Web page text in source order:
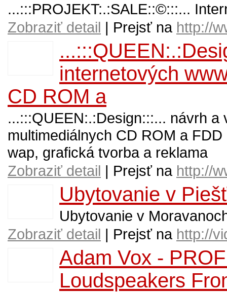
...:::PROJEKT:.:SALE::©:::...
Zobraziť detail | Prejsť na http://
internetových
CD ROM a
...:::QUEEN:.:Design:::... návrh
multimediálnych CD ROM a
wap, grafická tvorba a reklama
Zobraziť detail | Prejsť na http://
Ubytovanie v
Ubytovanie v
Zobraziť detail | Prejsť na http://
Adam Vox -
Loudspeakers